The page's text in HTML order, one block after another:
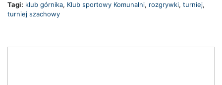
Tagi: klub górnika, Klub sportowy Komunalni, rozgrywki, turniej,
turniej szachowy